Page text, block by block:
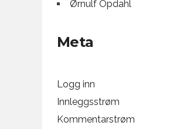
Ørnulf Opdahl
Meta
Logg inn
Innleggsstrøm
Kommentarstrøm